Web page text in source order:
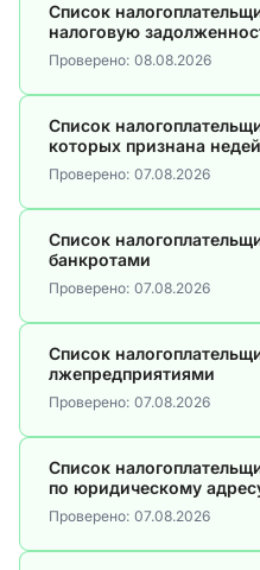
Список
налоговую
Проверено: 08.08.2026
Список
которых признана
Проверено: 07.08.2026
Список
банкротами
Проверено: 07.08.2026
Список
лжепредприятиями
Проверено: 07.08.2026
Список
по юридическому
Проверено: 07.08.2026